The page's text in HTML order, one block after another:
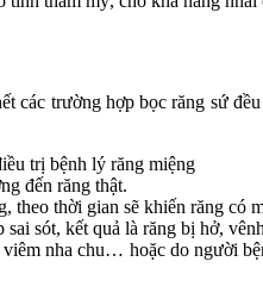
các trường hợp bọc răng sứ
trị bệnh lý răng miệng
đến răng thật.
thời gian sẽ khiến răng
sót, kết quả là răng bị hở,
nha chu… hoặc do người